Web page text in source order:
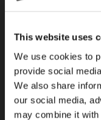
This website uses
We use cookies to
provide social
We also share
our social media,
may combine it with
gäller inte vid köp av
reservdel. Kontakta din
Surgatan 12, 602 28
Norrköping, Sweden